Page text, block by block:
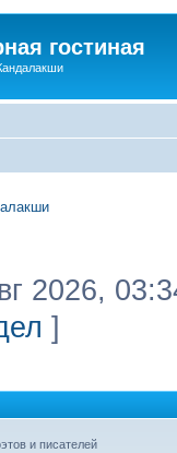
гостиная
2026,
]
и писателей